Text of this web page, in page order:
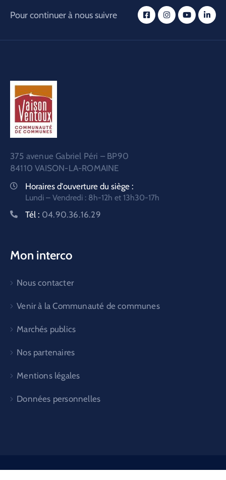
Pour continuer à nous suivre
375 avenue Gabriel Péri – BP90
84110 VAISON-LA-ROMAINE
Horaires d'ouverture du siège :
Lundi – Vendredi : 8h-12h et 13h30-17h
Tél : 04.90.36.16.29
Mon interco
Nous contacter
Venir à la Communauté de communes
Marchés publics
Nos partenaires
Mentions légales
Données personnelles